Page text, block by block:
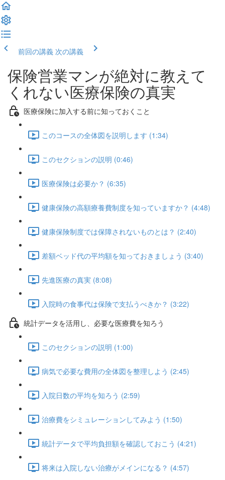
前回の講義 次の講義
保険営業マンが絶対に教えて
くれない医療保険の真実
医療保険に加入する前に知っておくこと
このコースの全体図を説明します (1:34)
このセクションの説明 (0:46)
医療保険は必要か？ (6:35)
健康保険の高額療養費制度を知っていますか？ (4:48)
健康保険制度では保障されないものとは？ (2:40)
差額ベッド代の平均額を知っておきましょう (3:40)
先進医療の真実 (8:08)
入院時の食事代は保険で支払うべきか？ (3:22)
統計データを活用し、必要な医療費を知ろう
このセクションの説明 (1:00)
病気で必要な費用の全体図を整理しよう (2:45)
入院日数の平均を知ろう (2:59)
治療費をシミュレーションしてみよう (1:50)
統計データで平均負担額を確認しておこう (4:21)
将来は入院しない治療がメインになる？ (4:57)